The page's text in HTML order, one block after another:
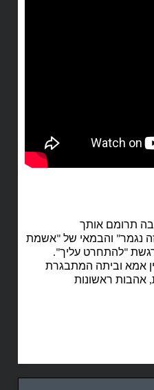
תרומם אותך
נגמר" והבמאי של "אשמת
"להתחרט עליך".
אמא וביתה המתבגרת
אהבות ראשונות